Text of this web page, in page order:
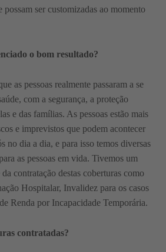
ser customizadas ao momento
o bom resultado?
as pessoas realmente passaram a se
com a segurança, a proteção
e das famílias. As pessoas estão mais
e imprevistos que podem acontecer
no dia a dia, e para isso temos diversas
as pessoas em vida. Tivemos um
contratação destas coberturas como
Hospitalar, Invalidez para os casos
Renda por Incapacidade Temporária.
contratadas?